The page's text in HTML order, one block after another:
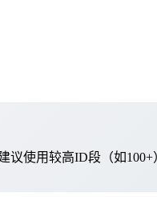
使用较高ID段（如100+